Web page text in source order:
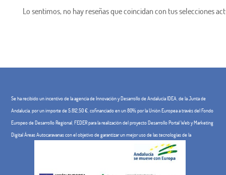
Lo sentimos, no hay reseñas que coincidan con tus selecciones
Se ha recibido un incentivo de la agencia de Innovación y Desarrollo de Andalucía IDEA, de la Junta de
Andalucía, por un importe de 5.812,50 €, cofinanciado en un 80% por la Unión Europea a través del Fondo
Europeo de Desarrollo Regional, FEDER para la realización del proyecto Desarrollo Portal Web y Marketing
Digital Áreas Autocaravanas con el objetivo de garantizar un mejor uso de las tecnologías de la